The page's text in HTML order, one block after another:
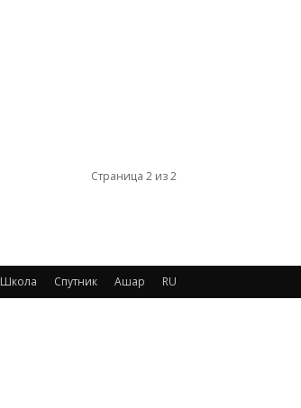
Страница 2 из 2
Школа Спутник Ашар RU